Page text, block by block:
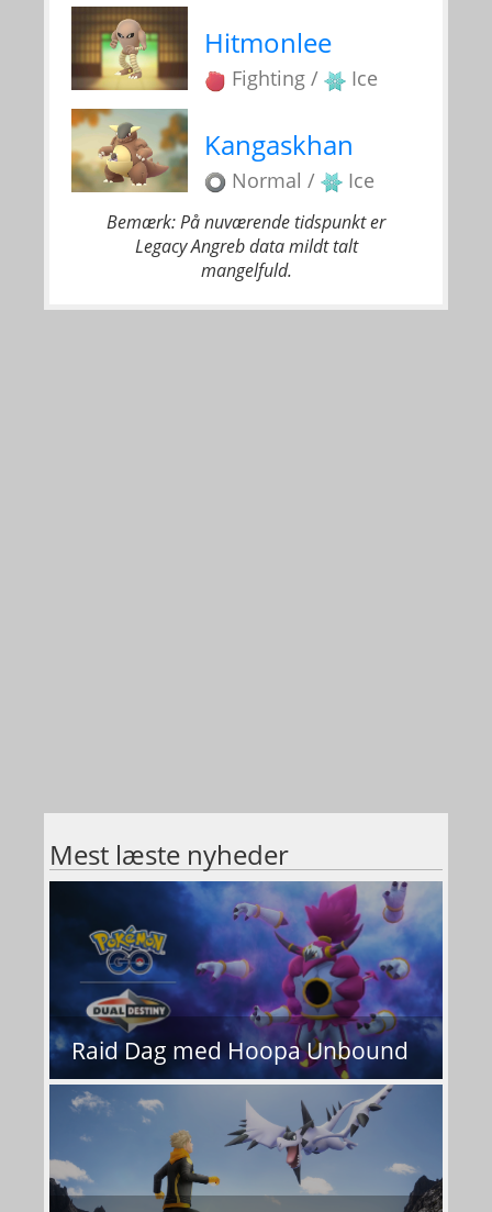
Hitmonlee
Fighting / Ice
Kangaskhan
Normal / Ice
Bemærk: På nuværende tidspunkt er
Legacy Angreb data mildt talt
mangelfuld.
Mest læste nyheder
Raid Dag med Hoopa Unbound